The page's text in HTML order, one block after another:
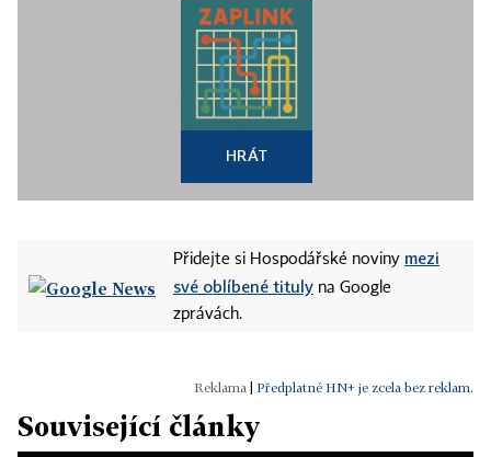
HRÁT
Přidejte si Hospodářské noviny mezi
své oblíbené tituly na Google
zprávách.
Předplatné HN+ je zcela bez reklam.
Související články